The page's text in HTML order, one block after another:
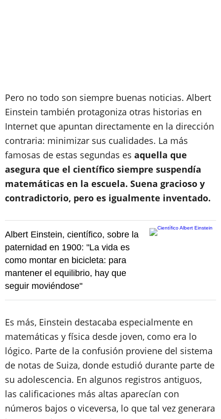
Pero no todo son siempre buenas noticias. Albert
Einstein también protagoniza otras historias en
Internet que apuntan directamente en la dirección
contraria: minimizar sus cualidades. La más
famosas de estas segundas es aquella que
asegura que el científico siempre suspendía
matemáticas en la escuela. Suena gracioso y
contradictorio, pero es igualmente inventado.
Albert Einstein, científico, sobre la
paternidad en 1900: "La vida es
como montar en bicicleta: para
mantener el equilibrio, hay que
seguir moviéndose"
Es más, Einstein destacaba especialmente en
matemáticas y física desde joven, como era lo
lógico. Parte de la confusión proviene del sistema
de notas de Suiza, donde estudió durante parte de
su adolescencia. En algunos registros antiguos,
las calificaciones más altas aparecían con
números bajos o viceversa, lo que tal vez generara